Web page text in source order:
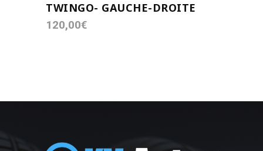
TWINGO- GAUCHE-DROITE
120,00€